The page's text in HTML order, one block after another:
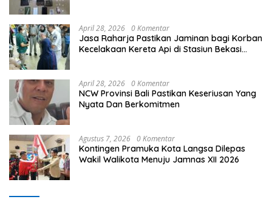
April 28, 2026 0 Komentar
Jasa Raharja Pastikan Jaminan bagi Korban
Kecelakaan Kereta Api di Stasiun Bekasi
April 28, 2026 0 Komentar
NCW Provinsi Bali Pastikan Keseriusan Yang
Nyata Dan Berkomitmen
Agustus 7, 2026 0 Komentar
Kontingen Pramuka Kota Langsa Dilepas
Wakil Walikota Menuju Jamnas XII 2026